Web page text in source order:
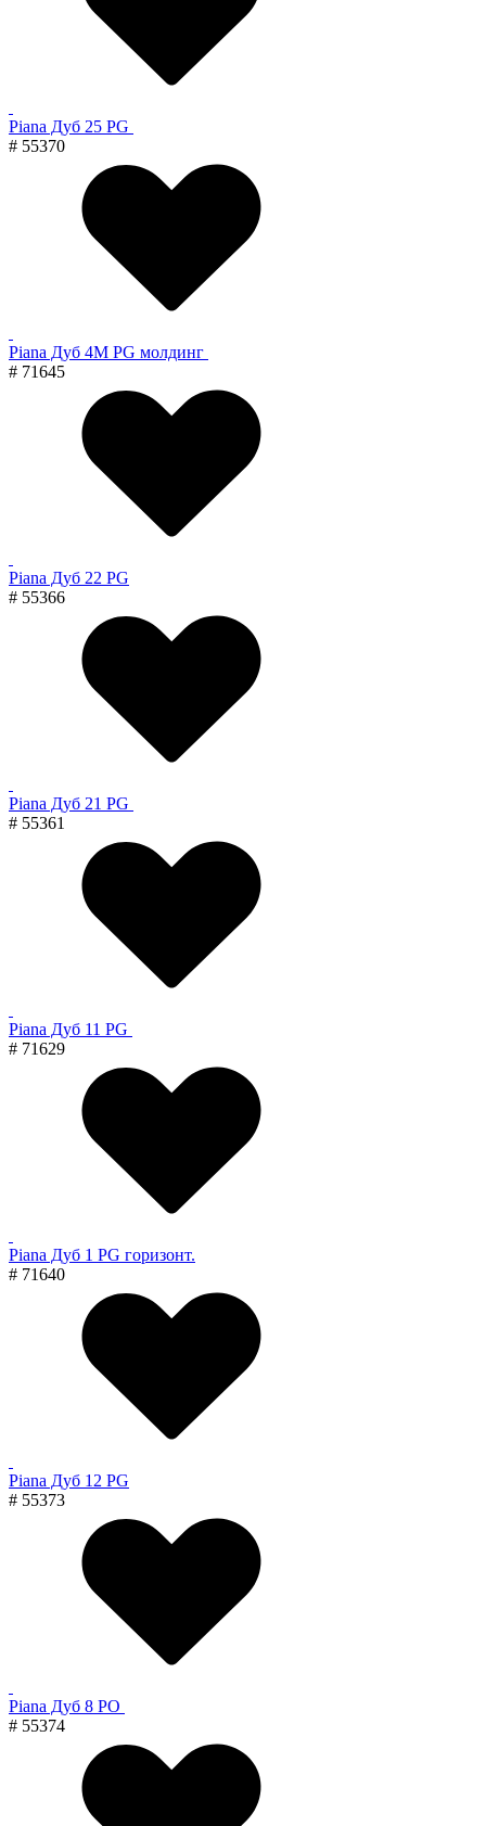
Piana Дуб 25 PG
# 55370
Piana Дуб 4M PG молдинг
# 71645
Piana Дуб 22 PG
# 55366
Piana Дуб 21 PG
# 55361
Piana Дуб 11 PG
# 71629
Piana Дуб 1 PG горизонт.
# 71640
Piana Дуб 12 PG
# 55373
Piana Дуб 8 PO
# 55374